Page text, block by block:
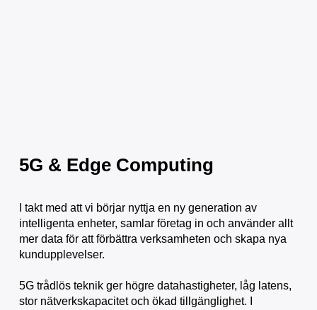
5G & Edge Computing
I takt med att vi börjar nyttja en ny generation av
intelligenta enheter, samlar företag in och använder allt
mer data för att förbättra verksamheten och skapa nya
kundupplevelser.
5G trådlös teknik ger högre datahastigheter, låg latens,
stor nätverkskapacitet och ökad tillgänglighet. I